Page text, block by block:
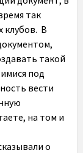
так
клубов. В
такой
под
вести
на том и
о